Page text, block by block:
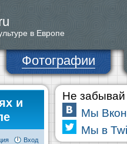
в Европе
Фотографии
и
Вход
Не забывай
Мы
Мы в